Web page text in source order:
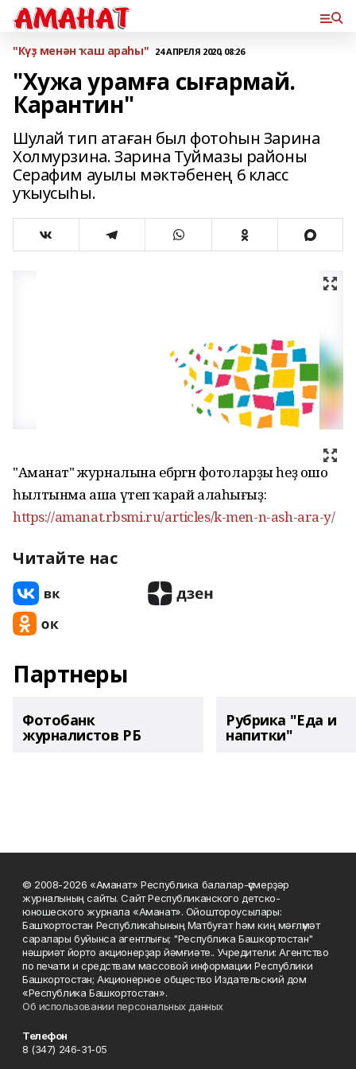
"Күҙ менән ҡаш араһы" 24 АПРЕЛЯ 2020, 08:26
"Хужа урамға сығармай.
Карантин"
Шулай тип атаған был фотоһын Зарина
Холмурзина. Зарина Туймазы районы
Серафим ауылы мәктәбенең 6 класс
уҡыусыһы.
"Аманат" журналына ебәргән фотоларҙы һеҙ ошо
һылтынма аша үтеп ҡарай алаһығыҙ:
https://amanat.rbsmi.ru/articles/k-men-n-ash-ara-y/
Читайте нас
Партнеры
Фотобанк
журналистов РБ
Рубрика "Еда и
напитки"
© 2008-2026 «Аманат» Республика балалар-үҫмерҙәр
журналының сайты. Сайт Республиканского детско-
юношеского журнала «Аманат». Ойоштороусылары:
Башҡортостан Республикаһының Матбуғат һәм киң мәғлүмәт
саралары буйынса агентлығы; "Республика Башкортостан"
нәшриәт йорто акционерҙар йәмғиәте.. Учредители: Агентство
по печати и средствам массовой информации Республики
Башкортостан; Акционерное общество Издательский дом
«Республика Башкортостан».
Об использовании персональных данных
Телефон
8 (347) 246-31-05